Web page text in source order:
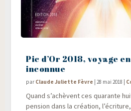
Pic d’Or 2018, voyage
inconnue
par Claude Juliette Fèvre |28 mai 2018 |
Quand s’achèvent ces qua­rante
pen­sion dans la créa­tion,